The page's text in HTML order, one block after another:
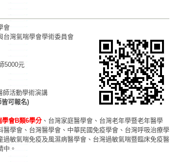
會
台灣氣喘學會學術委員會
5000元
師活動學術演講
可報名)
學會B類6學分 、台灣家庭醫學會、台灣老年學暨老年醫學
學會、台灣醫學會、中華民國免疫學會、台灣呼吸治療學
敏氣喘免疫及風濕病醫學會、台灣過敏氣喘暨臨床免疫醫
中。